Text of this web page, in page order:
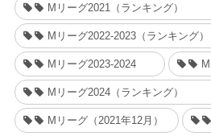
Mリーグ2021（ランキング）
Mリーグ2022-2023（ランキング）
Mリーグ2023-2024
Mリーグ2024（ランキング）
Mリーグ（2021年12月）